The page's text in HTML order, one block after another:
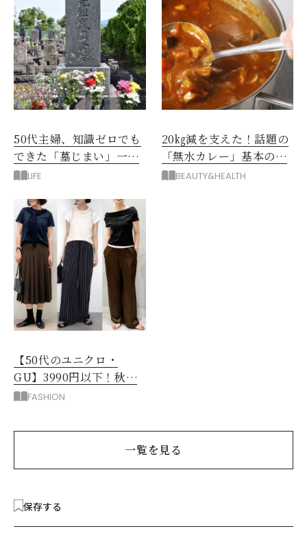
50代主婦、知識ゼロでも
できた「墓じまい」一つ
後悔したのは、ある順
LIFE
20㎏減を支えた！話題の
「無水カレー」基本の作
り方とおすすめルウ6選
BEAUTY&HEALTH
【50代のユニクロ・
GU】3990円以下！秋ま
ではける涼しげボトムス3
FASHION
一覧を見る
保存する